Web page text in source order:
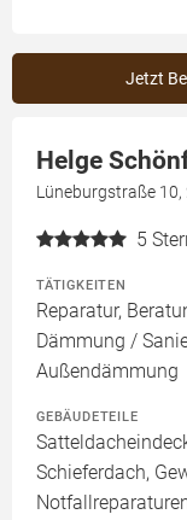
Jetzt
Helge
Lüneburgstraße
5
TÄTIGKEITEN
Reparatur,
Dämmung /
Außendämmung
GEBÄUDETEILE
Schieferdach,